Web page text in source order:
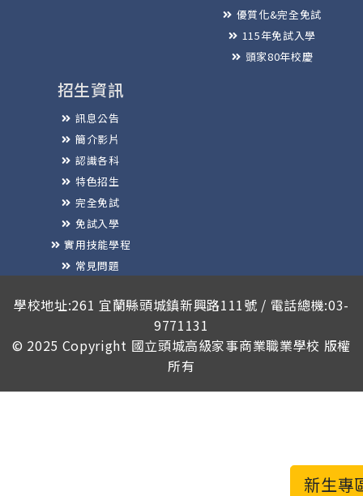
新生專
優質化&完全免試
115年免試入學
頭家80年校慶
招生資訊
訊息公告
簡介影片
認識各科
特色招生
完全免試
免試入學
實用技能學程
常見問題
學校地址:261 宜蘭縣頭城鎮新興路111號 / 電話總機:03-
9771131
© 2025 Copyright 國立頭城高級家事商業職業學校 版權
所有